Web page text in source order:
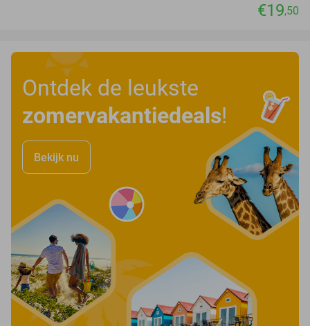
€19,50
Ontdek de leukste
zomervakantiedeals!
Bekijk nu